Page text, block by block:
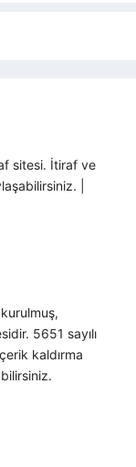
sitesi. İtiraf ve
|
5651 sayılı
kaldırma